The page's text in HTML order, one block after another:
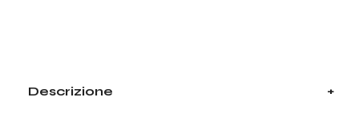
Descrizione